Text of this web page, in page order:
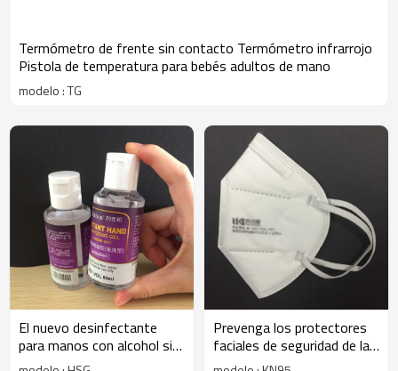
Termómetro de frente sin contacto Termómetro infrarrojo
Pistola de temperatura para bebés adultos de mano
modelo : TG
El nuevo desinfectante
para manos con alcohol sin
agua de 60 ml mata los
Prevenga los protectores
faciales de seguridad de la
saliva Máscara facial de